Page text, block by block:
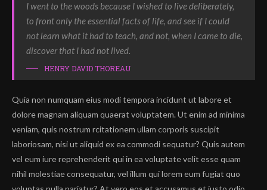
I went to the woods because I wished to live deliberately,
to front only the essential facts of life, and see if I could
not learn what it had to teach, and not, when I came to die,
discover that I had not lived.
HENRY DAVID THOREAU
Quia non numquam eius modi tempora incidunt ut labore et
dolore magnam aliquam quaerat voluptatem. Ut enim ad minima
veniam, quis nostrum rcitationem ullam corporis suscipit
laboriosam, nisi ut aliquid ex ea commodi sequatur? Quis autem
vel eum iure reprehenderit qui in ea voluptate velit esse quam
nihil molestiae consequatur, vel illum qui lorem eum fugiat quo